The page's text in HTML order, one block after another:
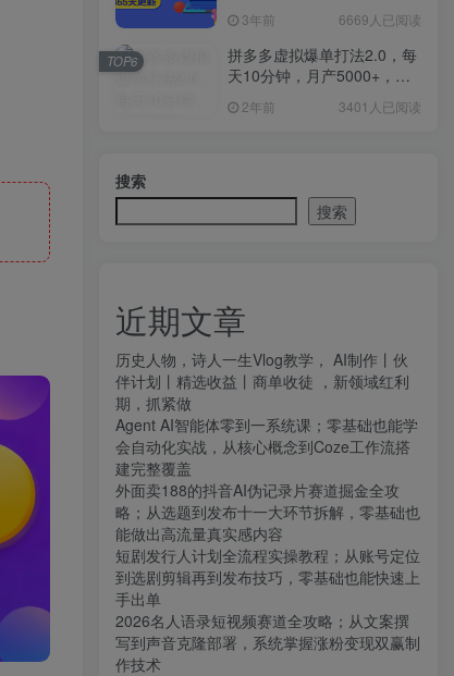
3年前 6669人已阅读
拼多多虚拟爆单打法2.0，每
天10分钟，月产5000+，从0
2年前 3401人已阅读
TOP6
搜索
搜索
近期文章
历史人物，诗人一生Vlog教学， AI制作丨伙
伴计划丨精选收益丨商单收徒 ，新领域红利
期，抓紧做
Agent AI智能体零到一系统课；零基础也能学
会自动化实战，从核心概念到Coze工作流搭
建完整覆盖
外面卖188的抖音AI伪记录片赛道掘金全攻
略；从选题到发布十一大环节拆解，零基础也
能做出高流量真实感内容
短剧发行人计划全流程实操教程；从账号定位
到选剧剪辑再到发布技巧，零基础也能快速上
手出单
2026名人语录短视频赛道全攻略；从文案撰
写到声音克隆部署，系统掌握涨粉变现双赢制
作技术